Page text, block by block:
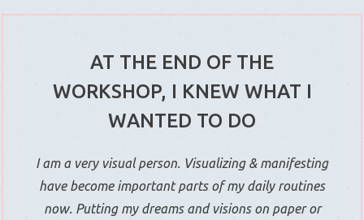
AT THE END OF THE
WORKSHOP, I KNEW WHAT I
WANTED TO DO
I am a very visual person. Visualizing & manifesting
have become important parts of my daily routines
now. Putting my dreams and visions on paper or